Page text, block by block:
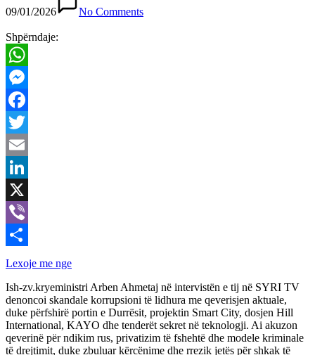
09/01/2026 No Comments
Shpërndaje:
WhatsApp
Messenger
Facebook
Twitter
Email
LinkedIn
X
Viber
Share
Lexoje me nge
Ish-zv.kryeministri Arben Ahmetaj në intervistën e tij në SYRI TV
denoncoi skandale korrupsioni të lidhura me qeverisjen aktuale,
duke përfshirë portin e Durrësit, projektin Smart City, dosjen Hill
International, KAYO dhe tenderët sekret në teknologji. Ai akuzon
qeverinë për ndikim rus, privatizim të fshehtë dhe modele kriminale
të drejtimit, duke zbuluar kërcënime dhe rrezik jetës për shkak të